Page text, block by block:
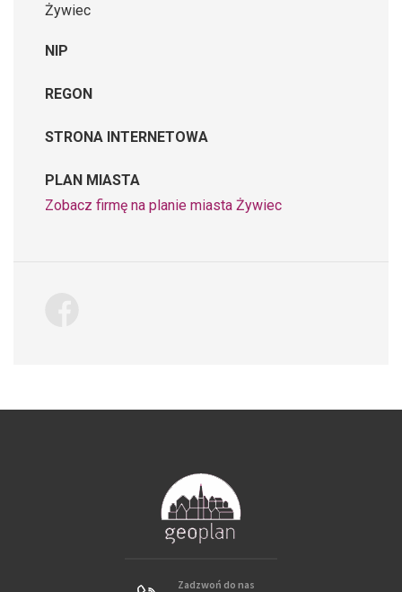
Żywiec
NIP
REGON
STRONA INTERNETOWA
PLAN MIASTA
Zobacz firmę na planie miasta Żywiec
Zadzwoń do nas